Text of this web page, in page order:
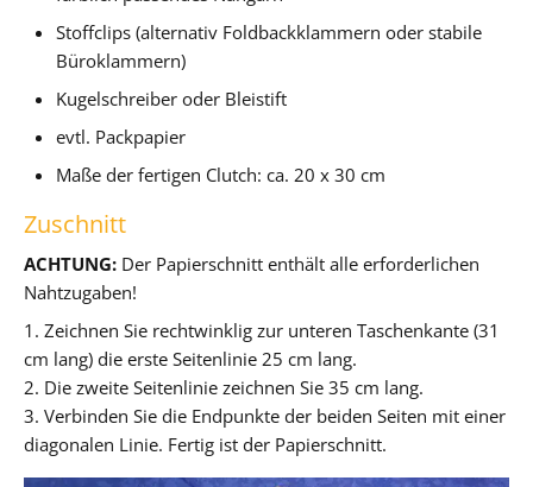
Stoffclips (alternativ Foldbackklammern oder stabile
Büroklammern)
Kugelschreiber oder Bleistift
evtl. Packpapier
Maße der fertigen Clutch: ca. 20 x 30 cm
Zuschnitt
ACHTUNG: Der Papierschnitt enthält alle erforderlichen
Nahtzugaben!
1. Zeichnen Sie rechtwinklig zur unteren Taschenkante (31
cm lang) die erste Seitenlinie 25 cm lang.
2. Die zweite Seitenlinie zeichnen Sie 35 cm lang.
3. Verbinden Sie die Endpunkte der beiden Seiten mit einer
diagonalen Linie. Fertig ist der Papierschnitt.